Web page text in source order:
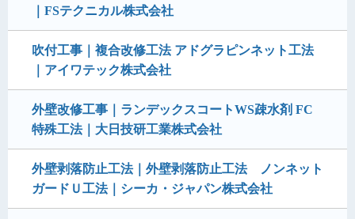
｜FSテクニカル株式会社
吹付工事｜複合改修工法 アドグラピンネット工法
｜アイワテック株式会社
外壁改修工事｜ランデックスコートWS疎水剤 FC
特殊工法｜大日技研工業株式会社
外壁剥落防止工法｜外壁剥落防止工法 ノンネット
ガードＵ工法｜シーカ・ジャパン株式会社